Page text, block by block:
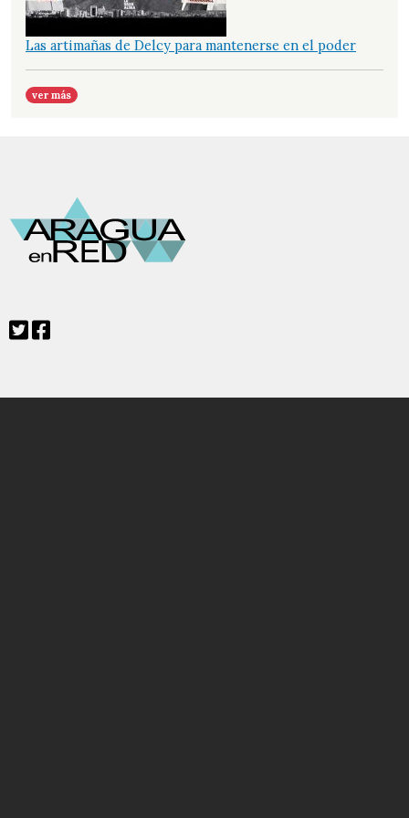
Las artimañas de Delcy para mantenerse en el poder
ver más